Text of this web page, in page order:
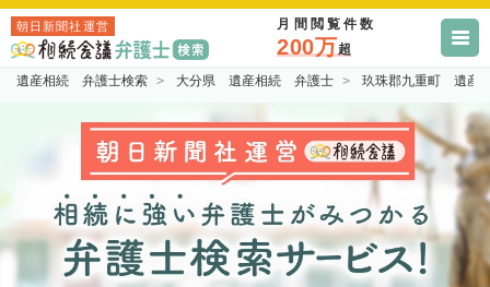
朝日新聞社運営 月間閲覧件数
200万超
遺産相続 弁護士検索 大分県 遺産相続 弁護士 玖珠郡九重町 遺産